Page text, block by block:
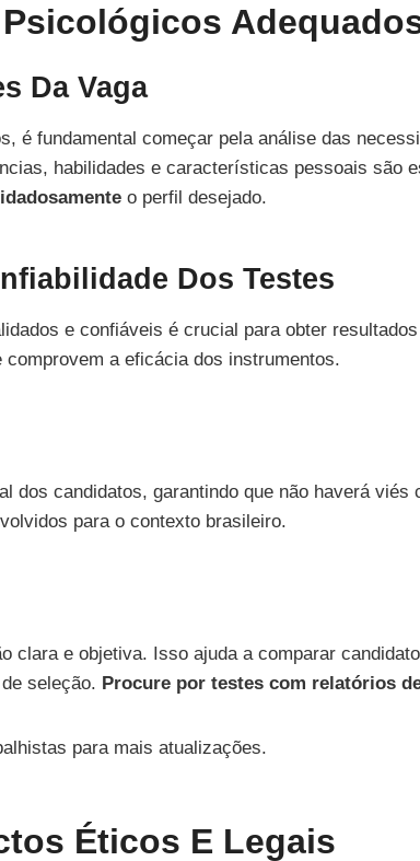
Da Vaga
é fundamental começar pela análise das
habilidades e características pessoais são
o perfil desejado.
Dos Testes
e confiáveis é crucial para obter
comprovem a eficácia dos instrumentos.
dos candidatos, garantindo que não haverá viés
para o contexto brasileiro.
clara e objetiva. Isso ajuda a comparar
seleção. Procure por testes com relatórios
para mais atualizações.
Éticos E Legais